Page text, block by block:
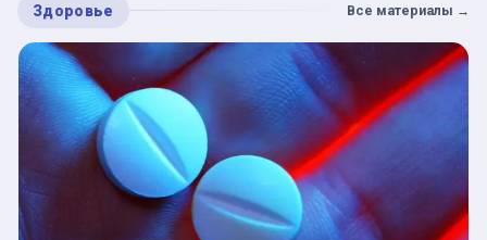
Здоровье Все материалы →